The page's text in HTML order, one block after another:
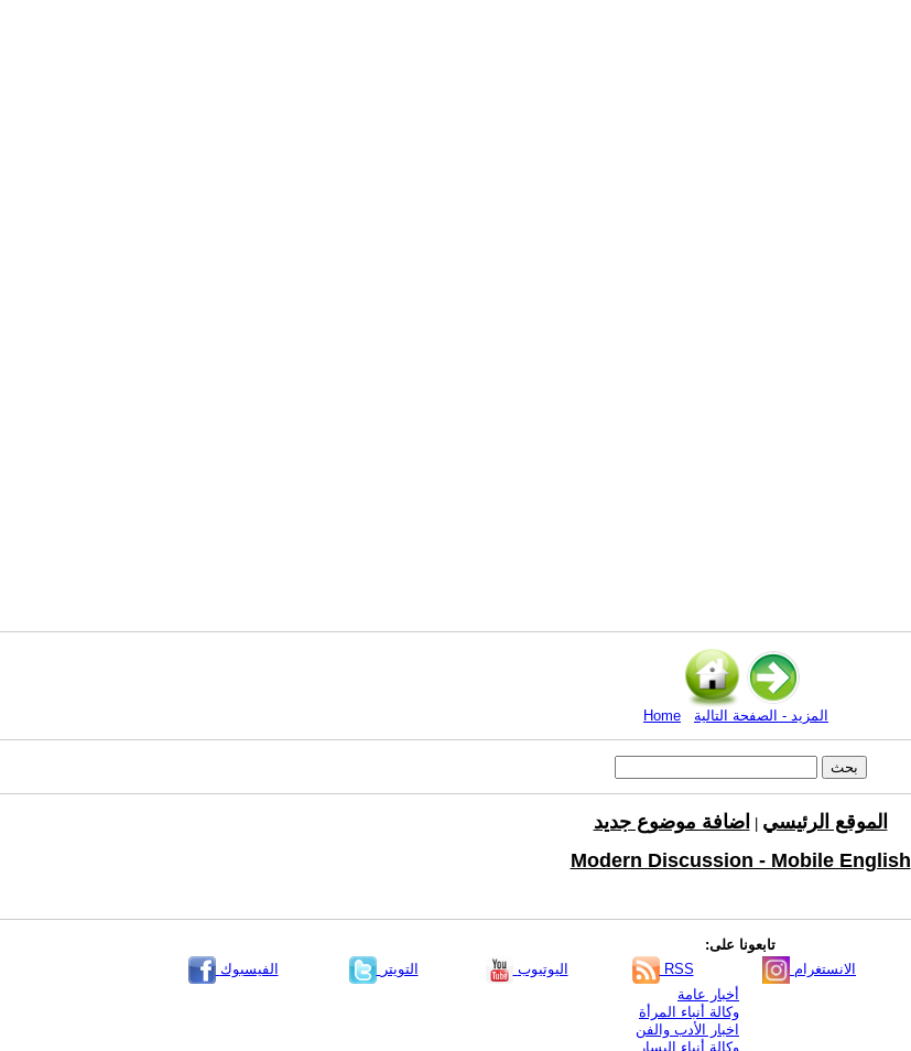
Home المزيد - الصفحة التالية
الموقع الرئيسي
اضافة موضوع جديد
Modern Discussion - Mobile English
تابعونا على:
الفيسبوك
التويتر اليوتيوب RSS الانستغرام
أخبار عامة
وكالة أنباء المرأة
اخبار الأدب والفن
وكالة أنباء اليسار